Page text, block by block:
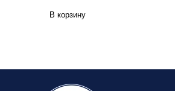
В корзину